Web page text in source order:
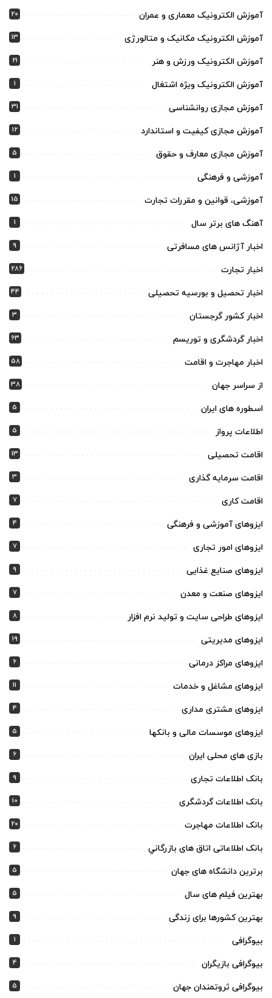
آموزش الکترونیک معماری و عمران 20
آموزش الکترونیک مکانیک و متالورژی 13
آموزش الکترونیک ورزش و هنر 21
آموزش الکترونیک ویژه اشتغال 1
آموزش مجازی روانشناسی 31
آموزش مجازی کیفیت و استاندارد 12
آموزش مجازی معارف و حقوق 5
آموزشی و فرهنگی 1
آموزشی، قوانین و مقررات تجارت 15
آهنگ های برتر سال 1
اخبار آژانس های مسافرتی 9
اخبار تجارت 286
اخبار تحصیل و بورسیه تحصیلی 44
اخبار کشور گرجستان 3
اخبار گردشگری و توریسم 63
اخبار مهاجرت و اقامت 58
از سراسر جهان 38
اسطوره های ایران 5
اطلاعات پرواز 5
اقامت تحصیلی 13
اقامت سرمایه گذاری 3
اقامت کاری 7
ایزوهای آموزشی و فرهنگی 4
ایزوهای امور تجاری 7
ایزوهای صنایع غذایی 9
ایزوهای صنعت و معدن 7
ایزوهای طراحی سایت و تولید نرم افزار 8
ایزوهای مدیریتی 19
ایزوهای مراکز درمانی 6
ایزوهای مشاغل و خدمات 11
ایزوهای مشتری مداری 4
ایزوهای موسسات مالی و بانکها 5
بازی های محلی ایران 6
بانک اطلاعات تجاری 9
بانک اطلاعات گردشگری 10
بانک اطلاعات مهاجرت 20
بانک اطلاعاتی اتاق های بازرگاني 6
برترین دانشگاه های جهان 5
بهترین فیلم های سال 5
بهترین کشورها برای زندگی 9
بیوگرافی 1
بیوگرافی بازیگران 4
بیوگرافی ثروتمندان جهان 5